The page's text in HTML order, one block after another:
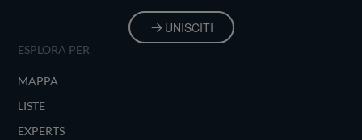
UNISCITI
ESPLORA PER
MAPPA
LISTE
EXPERTS